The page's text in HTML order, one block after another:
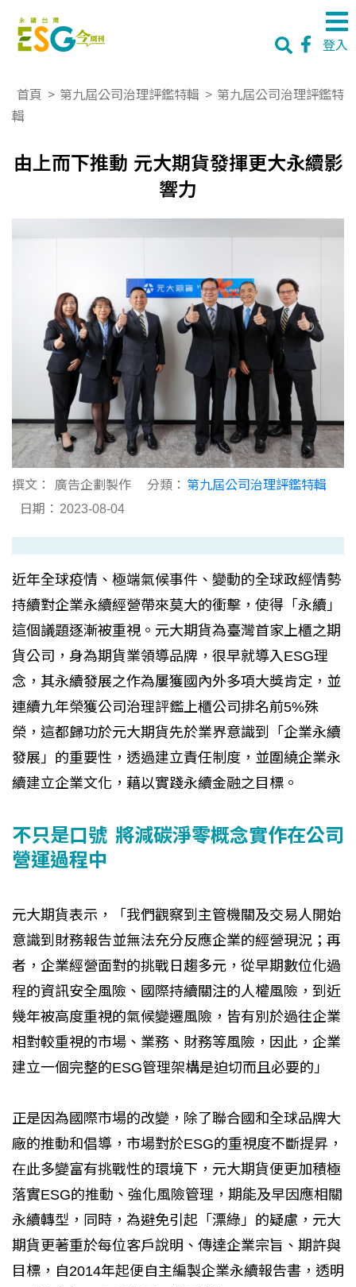
登入
首頁 > 第九屆公司治理評鑑特輯 > 第九屆公司治理評鑑特
輯
由上而下推動 元大期貨發揮更大永續影
響力
撰文： 廣告企劃製作 分類： 第九屆公司治理評鑑特輯
日期： 2023-08-04
近年全球疫情、極端氣候事件、變動的全球政經情勢
持續對企業永續經營帶來莫大的衝擊，使得「永續」
這個議題逐漸被重視。元大期貨為臺灣首家上櫃之期
貨公司，身為期貨業領導品牌，很早就導入ESG理
念，其永續發展之作為屢獲國內外多項大獎肯定，並
連續九年榮獲公司治理評鑑上櫃公司排名前5%殊
榮，這都歸功於元大期貨先於業界意識到「企業永續
發展」的重要性，透過建立責任制度，並圍繞企業永
續建立企業文化，藉以實踐永續金融之目標。
不只是口號 將減碳淨零概念實作在公司
營運過程中
元大期貨表示，「我們觀察到主管機關及交易人開始
意識到財務報告並無法充分反應企業的經營現況；再
者，企業經營面對的挑戰日趨多元，從早期數位化過
程的資訊安全風險、國際持續關注的人權風險，到近
幾年被高度重視的氣候變遷風險，皆有別於過往企業
相對較重視的市場、業務、財務等風險，因此，企業
建立一個完整的ESG管理架構是迫切而且必要的」
正是因為國際市場的改變，除了聯合國和全球品牌大
廠的推動和倡導，市場對於ESG的重視度不斷提昇，
在此多變富有挑戰性的環境下，元大期貨便更加積極
落實ESG的推動、強化風險管理，期能及早因應相關
永續轉型，同時，為避免引起「漂綠」的疑慮，元大
期貨更著重於每位客戶說明、傳達企業宗旨、期許與
目標，自2014年起便自主編製企業永續報告書，透明